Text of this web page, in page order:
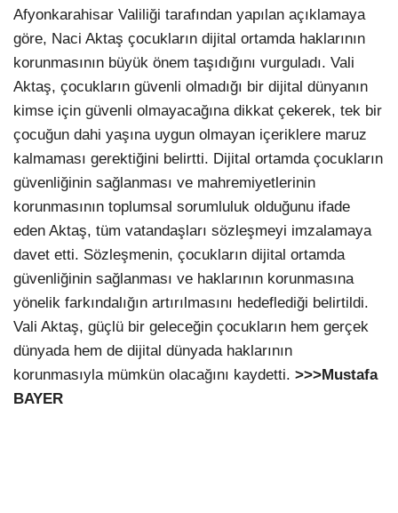
Afyonkarahisar Valiliği tarafından yapılan açıklamaya
göre, Naci Aktaş çocukların dijital ortamda haklarının
korunmasının büyük önem taşıdığını vurguladı. Vali
Aktaş, çocukların güvenli olmadığı bir dijital dünyanın
kimse için güvenli olmayacağına dikkat çekerek, tek bir
çocuğun dahi yaşına uygun olmayan içeriklere maruz
kalmaması gerektiğini belirtti. Dijital ortamda çocukların
güvenliğinin sağlanması ve mahremiyetlerinin
korunmasının toplumsal sorumluluk olduğunu ifade
eden Aktaş, tüm vatandaşları sözleşmeyi imzalamaya
davet etti. Sözleşmenin, çocukların dijital ortamda
güvenliğinin sağlanması ve haklarının korunmasına
yönelik farkındalığın artırılmasını hedeflediği belirtildi.
Vali Aktaş, güçlü bir geleceğin çocukların hem gerçek
dünyada hem de dijital dünyada haklarının
korunmasıyla mümkün olacağını kaydetti. >>>Mustafa
BAYER